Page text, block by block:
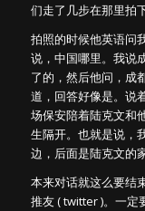
们走了几步在那里拍
拍照的时候他英语问
说，中国哪里。我说
了的，然后他问，成
道，回答好像是。说
场保安陪着陆克文和
生隔开。也就是说，
边，后面是陆克文的家
本来对话就这么要结
推友 ( twitter )。一定